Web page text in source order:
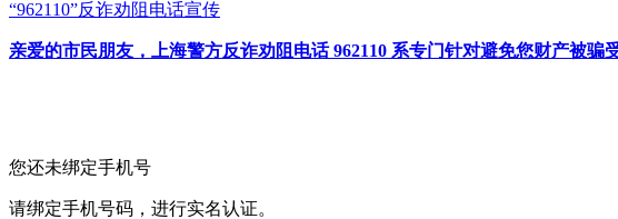
“962110”反诈劝阻电话宣传
亲爱的市民朋友，上海警方反诈劝阻电话 962110 系专门针对避免您财产被骗
您还未绑定手机号
请绑定手机号码，进行实名认证。